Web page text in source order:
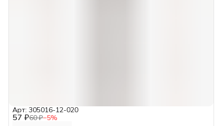
57 ₽60 ₽−5%
Арт: 305016-12-020